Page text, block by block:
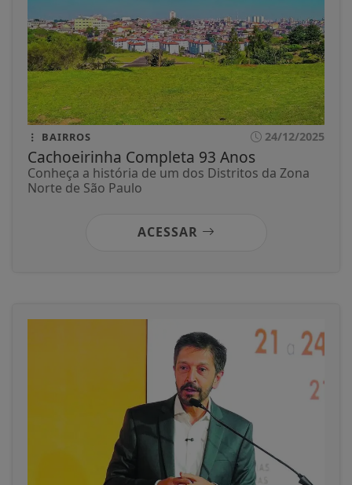
BAIRROS 24/12/2025
Cachoeirinha Completa 93 Anos
Conheça a história de um dos Distritos da Zona
Norte de São Paulo
ACESSAR